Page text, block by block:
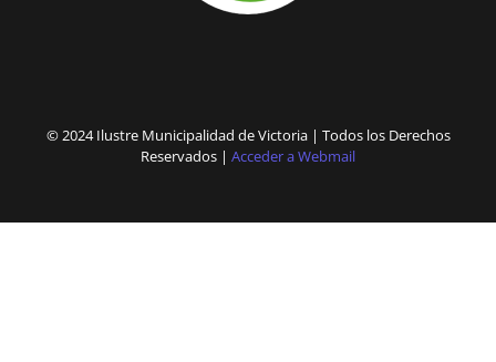
© 2024 Ilustre Municipalidad de Victoria | Todos los Derechos
Reservados | Acceder a Webmail